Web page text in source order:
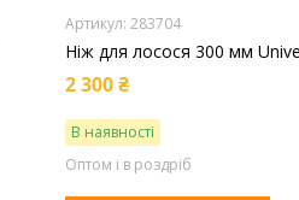
283704
Ніж для лосося 300 мм
2 300 ₴
В наявності
Оптом і в роздріб